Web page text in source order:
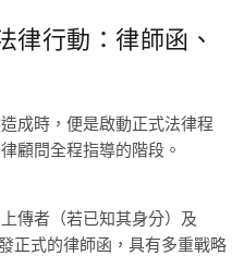
律行動：律師函、
成時，便是啟動正式法律程
顧問全程指導的階段。
傳者（若已知其身分）及
正式的律師函，具有多重戰略